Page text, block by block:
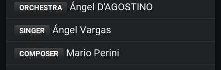
ORCHESTRA Ángel D'AGOSTINO
SINGER Ángel Vargas
COMPOSER Mario Perini